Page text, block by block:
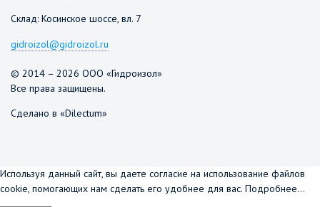
Склад: Косинское шоссе, вл. 7
gidroizol@gidroizol.ru
© 2014 – 2026 ООО «Гидроизол»
Все права защищены.
Сделано в «Dilectum»
Используя данный сайт, вы даете согласие на использование файлов
cookie, помогающих нам сделать его удобнее для вас. Подробнее...